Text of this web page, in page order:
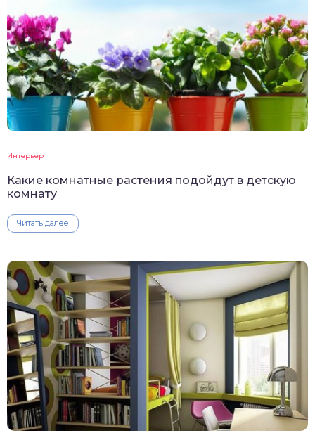
Интерьер
Какие комнатные растения подойдут в детскую
комнату
Читать далее